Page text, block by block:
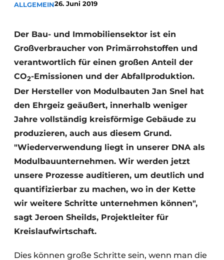
GeschichteMetadaten
Ein Stellenangebot registrieren
Freie Stellen
Videos
Glas
Modularer Aufbau
ALLGEMEIN26. Juni 2019
Der Bau- und Immobiliensektor ist ein
Großverbraucher von Primärrohstoffen und
verantwortlich für einen großen Anteil der
CO2-Emissionen und der Abfallproduktion.
Der Hersteller von Modulbauten Jan Snel hat
den Ehrgeiz geäußert, innerhalb weniger
Jahre vollständig kreisförmige Gebäude zu
produzieren, auch aus diesem Grund.
"Wiederverwendung liegt in unserer DNA als
Modulbauunternehmen. Wir werden jetzt
unsere Prozesse auditieren, um deutlich und
quantifizierbar zu machen, wo in der Kette
wir weitere Schritte unternehmen können",
sagt Jeroen Sheilds, Projektleiter für
Kreislaufwirtschaft.
Dies können große Schritte sein, wenn man die